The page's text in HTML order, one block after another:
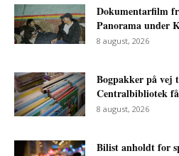
Dokumentarfilm
Panorama under
8 august, 2026
Bogpakker på vej
Centralbibliotek
8 august, 2026
Bilist anholdt for